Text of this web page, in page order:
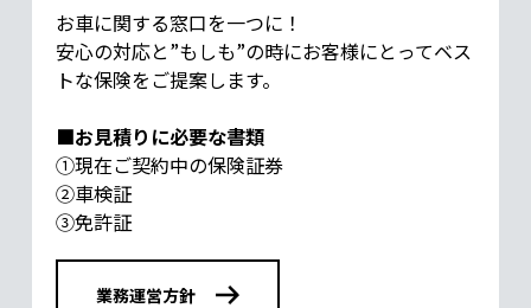
お車に関する窓口を一つに！
安心の対応と”もしも”の時にお客様にとってベス
トな保険をご提案します。
■お見積りに必要な書類
①現在ご契約中の保険証券
②車検証
③免許証
業務運営方針